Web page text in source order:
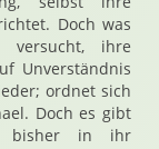
Doch was
ihre
Unverständnis
ordnet sich
Doch es gibt
bisher in ihr